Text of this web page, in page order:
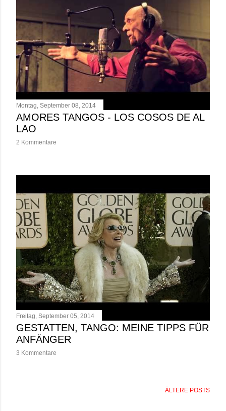
Montag, September 08, 2014
AMORES TANGOS - LOS COSOS DE AL
LAO
2 Kommentare
Freitag, September 05, 2014
GESTATTEN, TANGO: MEINE TIPPS FÜR
ANFÄNGER
3 Kommentare
ÄLTERE POSTS